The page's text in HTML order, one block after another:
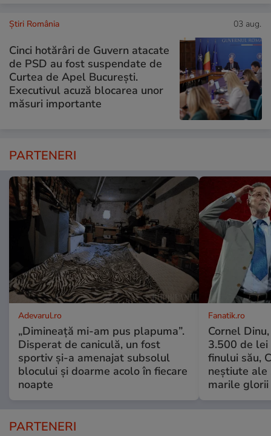
Știri România 03 aug.
Cinci hotărâri de Guvern atacate
de PSD au fost suspendate de
Curtea de Apel București.
Executivul acuză blocarea unor
măsuri importante
PARTENERI
Adevarul.ro
„Dimineață mi-am pus plapuma”.
Disperat de caniculă, un fost
sportiv și-a amenajat subsolul
blocului și doarme acolo în fiecare
noapte
Fanatik.ro
Cornel
3.500 de lei
finului său,
neștiute
marile
PARTENERI